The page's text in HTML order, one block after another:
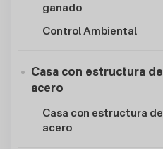
ganado
Control Ambiental
Casa con estructura de
acero
Casa con estructura de
acero